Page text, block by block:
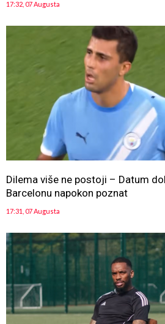
17:32, 07 Augusta
Dilema više ne postoji – Datum
Barcelonu napokon poznat
17:31, 07 Augusta